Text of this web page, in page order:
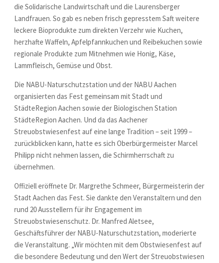
die Solidarische Landwirtschaft und die Laurensberger
Landfrauen. So gab es neben frisch gepresstem Saft weitere
leckere Bioprodukte zum direkten Verzehr wie Kuchen,
herzhafte Waffeln, Apfelpfannkuchen und Reibekuchen sowie
regionale Produkte zum Mitnehmen wie Honig, Käse,
Lammfleisch, Gemüse und Obst.
Die NABU-Naturschutzstation und der NABU Aachen
organisierten das Fest gemeinsam mit Stadt und
StädteRegion Aachen sowie der Biologischen Station
StädteRegion Aachen. Und da das Aachener
Streuobstwiesenfest auf eine lange Tradition – seit 1999 –
zurückblicken kann, hatte es sich Oberbürgermeister Marcel
Philipp nicht nehmen lassen, die Schirmherrschaft zu
übernehmen.
Offiziell eröffnete Dr. Margrethe Schmeer, Bürgermeisterin der
Stadt Aachen das Fest. Sie dankte den Veranstaltern und den
rund 20 Ausstellern für ihr Engagement im
Streuobstwiesenschutz. Dr. Manfred Aletsee,
Geschäftsführer der NABU-Naturschutzstation, moderierte
die Veranstaltung. „Wir möchten mit dem Obstwiesenfest auf
die besondere Bedeutung und den Wert der Streuobstwiesen